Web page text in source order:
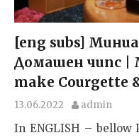
[eng subs]
Домашeн чипс |
make Courgette
13.06.2022 admin
In ENGLISH – bellow